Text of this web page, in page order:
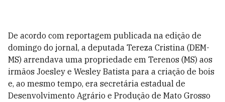
De acordo com reportagem publicada na edição de
domingo do jornal, a deputada Tereza Cristina (DEM-
MS) arrendava uma propriedade em Terenos (MS) aos
irmãos Joesley e Wesley Batista para a criação de bois
e, ao mesmo tempo, era secretária estadual de
Desenvolvimento Agrário e Produção de Mato Grosso